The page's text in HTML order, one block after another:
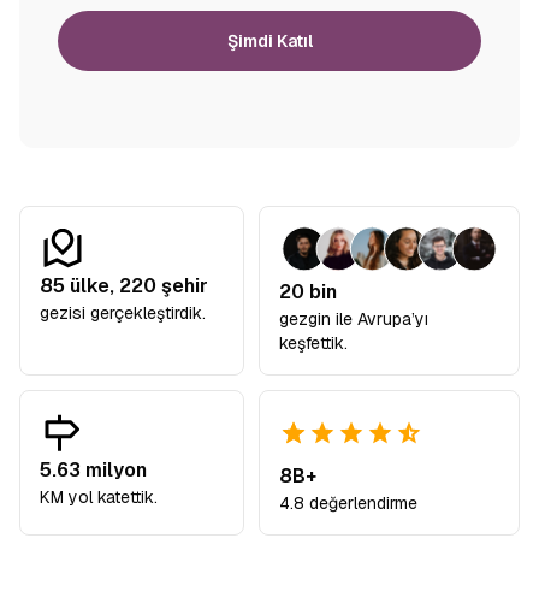
Şimdi Katıl
85 ülke, 220 şehir
gezisi gerçekleştirdik.
20 bin
gezgin ile Avrupa’yı
keşfettik.
5.63 milyon
KM yol katettik.
8B+
4.8 değerlendirme